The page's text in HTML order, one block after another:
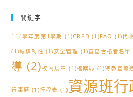
關鍵字
114學年度第1學期 (1)CRPD (1)FAQ (1)代
(1)城鎮韌性 (1)安全管理 (1)審查合格者名單
導 (2)校內規章 (1)檔案局 (1)特教宣導
行事曆 (1)行程表 (1)資源班